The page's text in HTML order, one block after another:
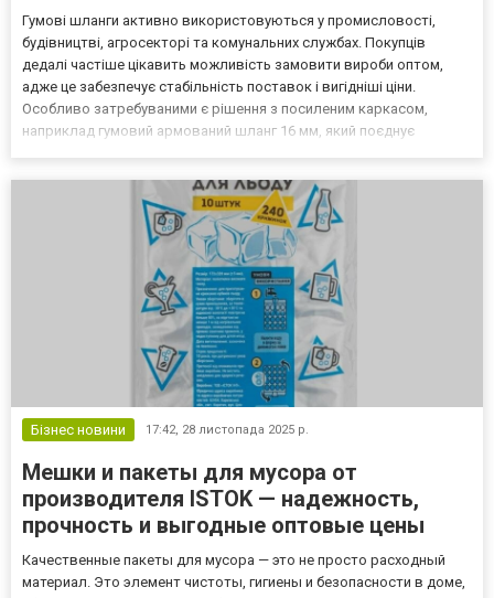
Гумові шланги активно використовуються у промисловості,
будівництві, агросекторі та комунальних службах. Покупців
дедалі частіше цікавить можливість замовити вироби оптом,
адже це забезпечує стабільність поставок і вигідніші ціни.
Особливо затребуваними є рішення з посиленим каркасом,
наприклад гумовий армований шланг 16 мм, який поєднує
Бізнес новини 17:42, 28 листопада 2025 р.
Мешки и пакеты для мусора от
производителя ISTOK — надежность,
прочность и выгодные оптовые цены
Качественные пакеты для мусора — это не просто расходный
материал. Это элемент чистоты, гигиены и безопасности в доме,